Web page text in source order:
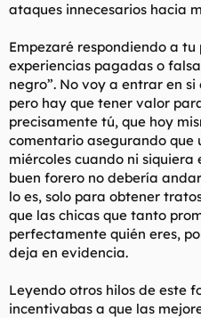
ataques innecesarios hacia
Empezaré respondiendo a
experiencias pagadas o
negro”. No voy a entrar en
pero hay que tener valor
precisamente tú, que hoy
comentario asegurando que
miércoles cuando ni
buen forero no debería
lo es, solo para obtener
que las chicas que tanto
perfectamente quién eres,
deja en evidencia.
Leyendo otros hilos de este
incentivabas a que las